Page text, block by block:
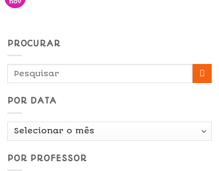
nov
PROCURAR
POR DATA
Por
POR PROFESSOR